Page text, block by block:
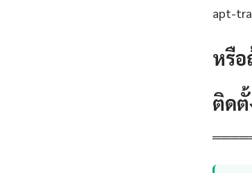
apt-
หรือ
ติดตั้